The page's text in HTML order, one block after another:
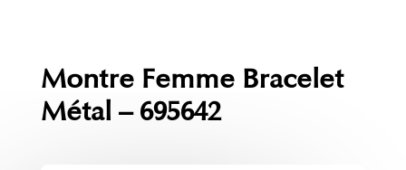
Montre Femme Bracelet
Métal – 695642